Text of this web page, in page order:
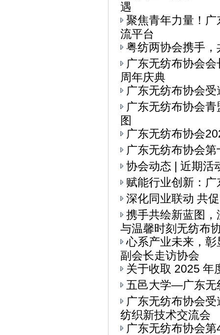
遇
聚焦青年力量！
流平台
粤纺两协会携手
广东无纺布协会
周年庆典
广东无纺布协会
广东无纺布协会
图
广东无纺布协会
广东无纺布协会
协会动态 | 近期
赋能行业创新：
深化同业联动 共
携手共绘新蓝图
与温馨时刻无纺布
心系产业未来，
副会长走访协会
关于收取 2025 年
五邑大学—广东无
广东无纺布协会
纺织新技术交流会
广东无纺布协会